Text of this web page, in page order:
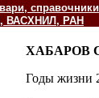
справочники
ВАСХНИЛ, РАН
ХАБАРОВ
Годы жизни